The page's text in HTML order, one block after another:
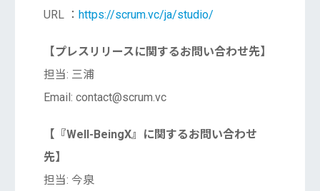
URL ： https://scrum.vc/ja/studio/
【プレスリリースに関するお問い合わせ先】
担当: 三浦
Email: contact@scrum.vc
【『Well-BeingX』に関するお問い合わせ
先】
担当: 今泉